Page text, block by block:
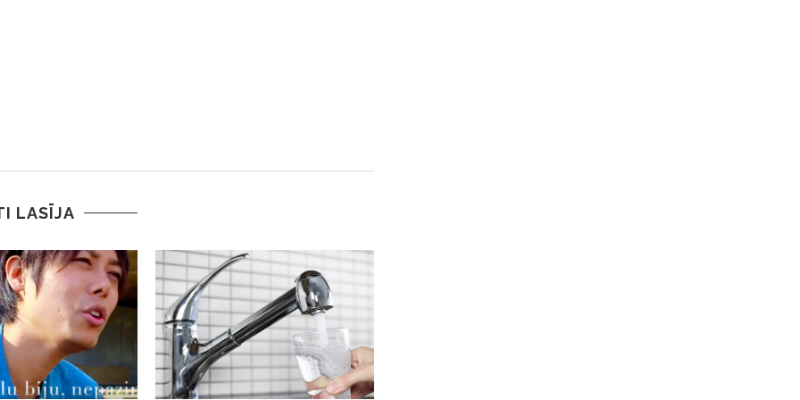
LASĪJA